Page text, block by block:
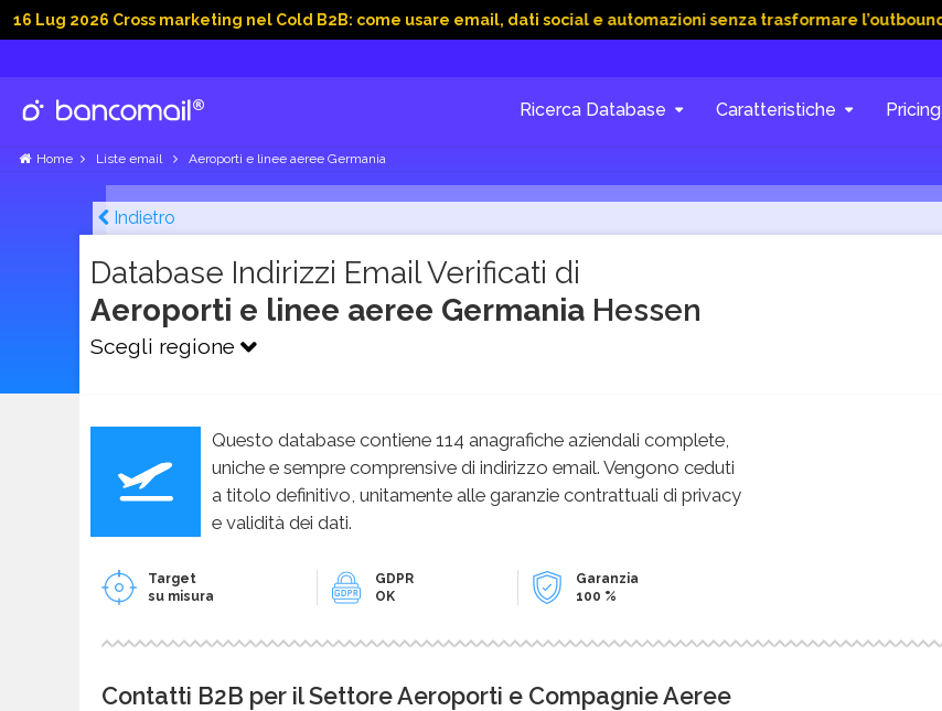
Cross marketing nel Cold B2B: come usare email, dati social e automazioni senza trasformare l’outbound in caos
Ricerca Database Caratteristiche Pricing
Home Liste email Aeroporti e linee aeree Germania
Indietro
Database Indirizzi Email Verificati di
Aeroporti e linee aeree Germania Hessen
Scegli regione
Questo database contiene 114 anagrafiche aziendali complete,
uniche e sempre comprensive di indirizzo email. Vengono ceduti
a titolo definitivo, unitamente alle garanzie contrattuali di privacy
e validità dei dati.
Target
su misura
GDPR
OK
Garanzia
100 %
Contatti B2B per il Settore Aeroporti e Compagnie Aeree